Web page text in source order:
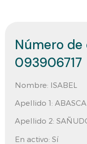
Número de
093906717
Nombre: ISABEL
Apellido 1:
Apellido 2:
En activo: Sí